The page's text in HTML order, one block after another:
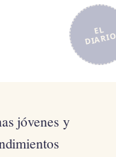
EL
DIARIO
jóvenes y